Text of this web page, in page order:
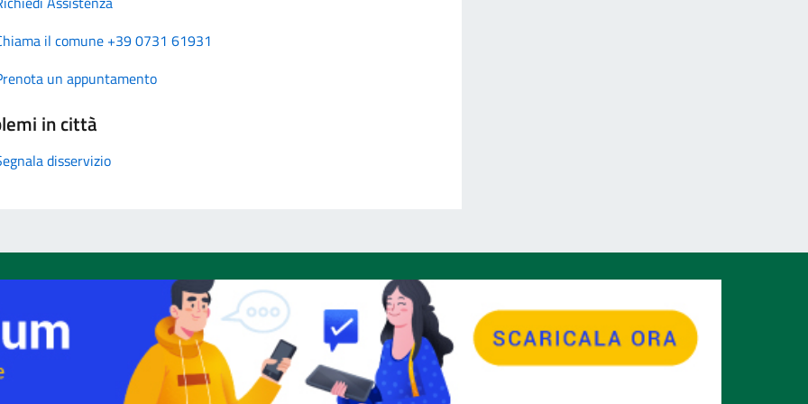
il comune +39 0731 61931
un appuntamento
in città
disservizio